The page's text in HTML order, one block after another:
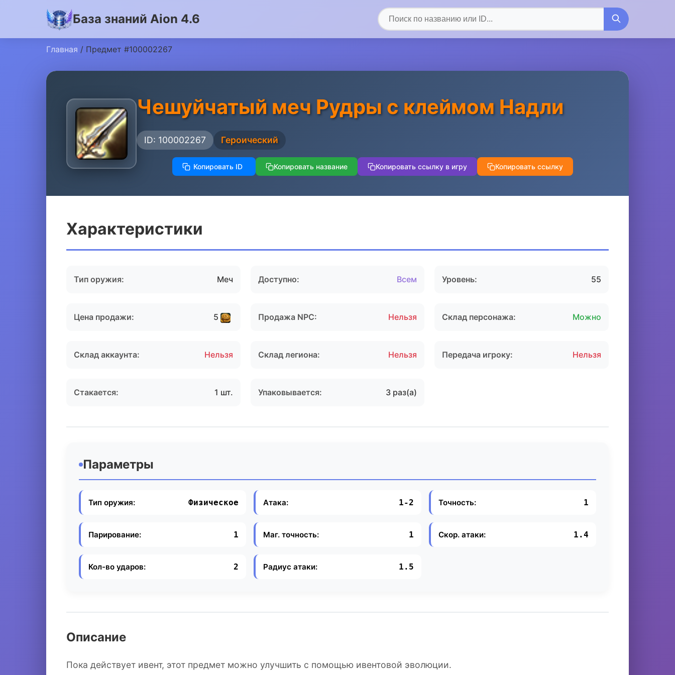
База знаний Aion 4.6
Главная / Предмет #100002267
Чешуйчатый меч Рудры с клеймом Надли
ID: 100002267 Героический
Копировать ID Копировать название Копировать ссылку в игру Копировать ссылку
Характеристики
Тип оружия: Меч Доступно: Всем Уровень: 55
Цена продажи: 5 Продажа NPC: Нельзя Склад персонажа: Можно
Склад аккаунта: Нельзя Склад легиона: Нельзя Передача игроку: Нельзя
Стакается: 1 шт. Упаковывается: 3 раз(а)
Параметры
Тип оружия: Физическое Атака: 1-2 Точность: 1
Парирование: 1 Маг. точность: 1 Скор. атаки: 1.4
Кол-во ударов: 2 Радиус атаки: 1.5
Описание
Пока действует ивент, этот предмет можно улучшить с помощью ивентовой эволюции.